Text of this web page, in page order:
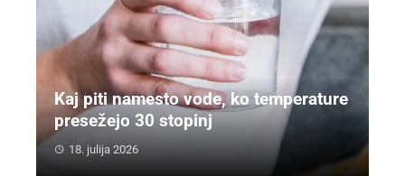
Kaj piti namesto vode, ko temperature
presežejo 30 stopinj
18. julija 2026